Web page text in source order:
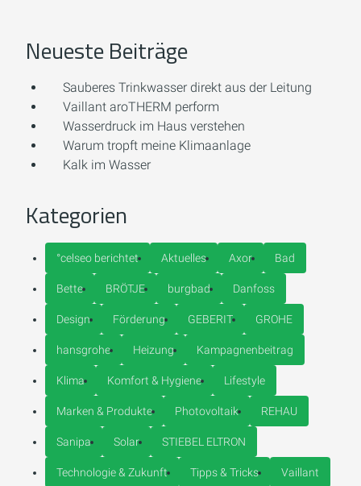
Neueste Beiträge
Sauberes Trinkwasser direkt aus der Leitung
Vaillant aroTHERM perform
Wasserdruck im Haus verstehen
Warum tropft meine Klimaanlage
Kalk im Wasser
Kategorien
°celseo berichtet Aktuelles Axor Bad
Bette BRÖTJE burgbad Danfoss
Design Förderung GEBERIT GROHE
hansgrohe Heizung Kampagnenbeitrag
Klima Komfort & Hygiene Lifestyle
Marken & Produkte Photovoltaik REHAU
Sanipa Solar STIEBEL ELTRON
Technologie & Zukunft Tipps & Tricks Vaillant